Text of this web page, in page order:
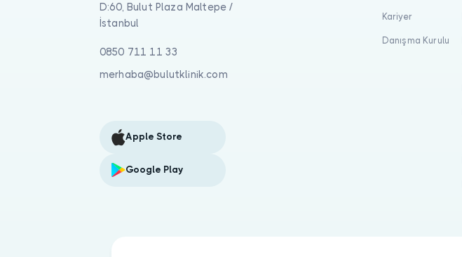
D:60, Bulut Plaza Maltepe /
İstanbul
0850 711 11 33
merhaba@bulutklinik.com
Apple Store
Google Play
Kariyer
Danışma Kurulu